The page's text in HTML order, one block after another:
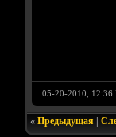
05-20-2010, 12:36
«Предыдущая |